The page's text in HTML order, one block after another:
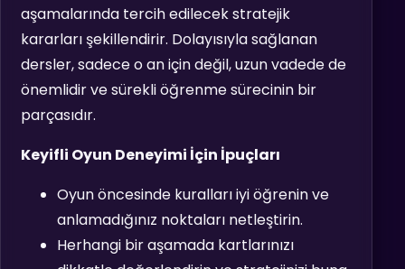
aşamalarında tercih edilecek stratejik
kararları şekillendirir. Dolayısıyla sağlanan
dersler, sadece o an için değil, uzun vadede de
önemlidir ve sürekli öğrenme sürecinin bir
parçasıdır.
Keyifli Oyun Deneyimi İçin İpuçları
Oyun öncesinde kuralları iyi öğrenin ve
anlamadığınız noktaları netleştirin.
Herhangi bir aşamada kartlarınızı